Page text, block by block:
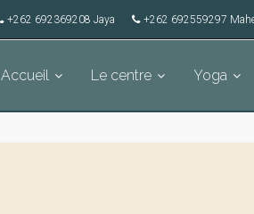
+262 692369208 Jaya +262 692559297
Accueil Le centre Yoga